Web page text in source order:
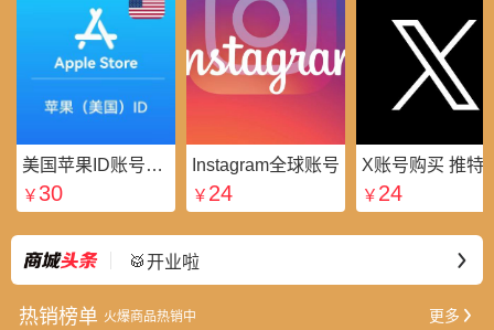
美国苹果ID账号_美区Apple ID账号_外国苹果ID账号购买批发平台
￥ 30
Instagram全球账号
￥ 24
￥ 24
最新 ⭐好礼不断
🥁开业啦
热销榜单 火爆商品热销中 更多